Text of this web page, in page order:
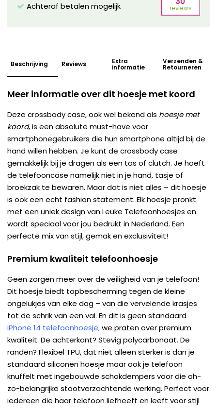
Achteraf betalen mogelijk
Beschrijving Reviews Extra
informatie
Verzenden &
Retourneren
Meer informatie over dit hoesje met koord
Deze crossbody case, ook wel bekend als hoesje met
koord, is een absolute must-have voor
smartphonegebruikers die hun smartphone altijd bij de
hand willen hebben. Je kunt de crossbody case
gemakkelijk bij je dragen als een tas of clutch. Je hoeft
de telefooncase namelijk niet in je hand, tasje of
broekzak te bewaren. Maar dat is niet alles – dit hoesje
is ook een echt fashion statement. Elk hoesje pronkt
met een uniek design van Leuke Telefoonhoesjes en
wordt speciaal voor jou bedrukt in Nederland. Een
perfecte mix van stijl, gemak en exclusiviteit!
Premium kwaliteit telefoonhoesje
Geen zorgen meer over de veiligheid van je telefoon!
Dit hoesje biedt topbescherming tegen de kleine
ongelukjes van elke dag – van die vervelende krasjes
tot de schrik van een val. En dit is geen standaard
iPhone 14 telefoonhoesje; we praten over premium
kwaliteit. De achterkant? Stevig polycarbonaat. De
randen? Flexibel TPU, dat niet alleen sterker is dan je
standaard siliconen hoesje maar ook je telefoon
knuffelt met ingebouwde schokdempers voor die oh-
zo-belangrijke stootverzachtende werking. Perfect voor
iedereen die haar telefoon liefheeft en leeft voor stijl